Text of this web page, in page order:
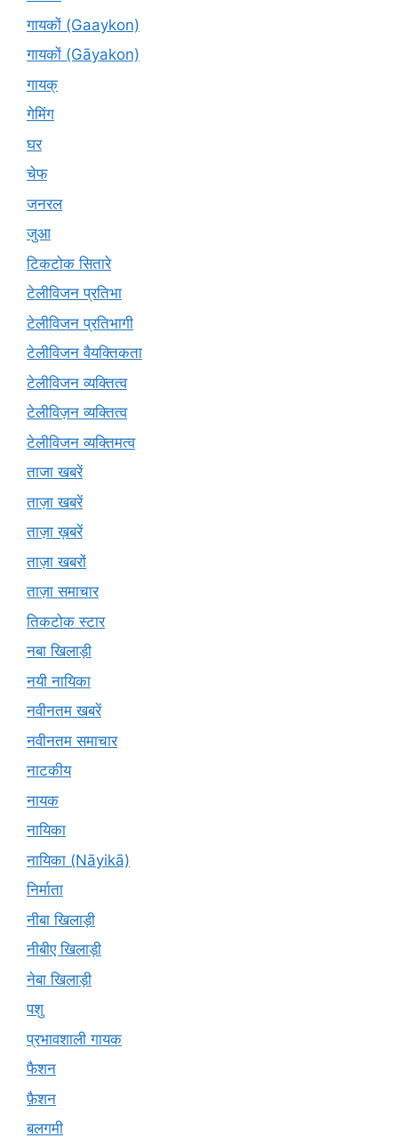
गायकों (Gaaykon)
गायकों (Gāyakon)
गायक्
गेमिंग
घर
चेफ
जनरल
जुआ
टिकटोक सितारे
टेलीविजन प्रतिभा
टेलीविजन प्रतिभागी
टेलीविजन वैयक्तिकता
टेलीविजन व्यक्तित्व
टेलीविज़न व्यक्तित्व
टेलीविजन व्यक्तिमत्व
ताजा खबरें
ताज़ा खबरें
ताज़ा ख़बरें
ताज़ा खबरों
ताज़ा समाचार
तिकटोक स्टार
नबा खिलाड़ी
नयी नायिका
नवीनतम खबरें
नवीनतम समाचार
नाटकीय
नायक
नायिका
नायिका (Nāyikā)
निर्माता
नीबा खिलाड़ी
नीबीए खिलाड़ी
नेबा खिलाड़ी
पशु
प्रभावशाली गायक
फैशन
फ़ैशन
बलगमी